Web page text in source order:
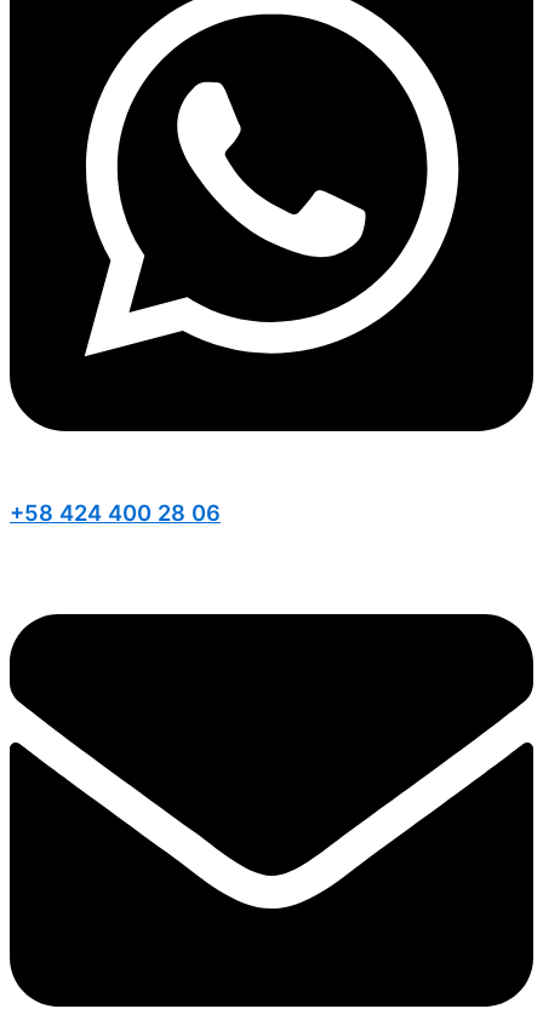
+58 424 400 28 06